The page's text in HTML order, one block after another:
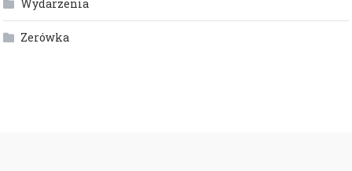
Wydarzenia
Zerówka